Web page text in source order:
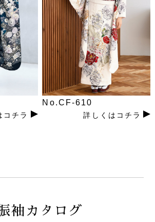
コチラ
No.CF-610
詳しくはコチラ
袖カタログ